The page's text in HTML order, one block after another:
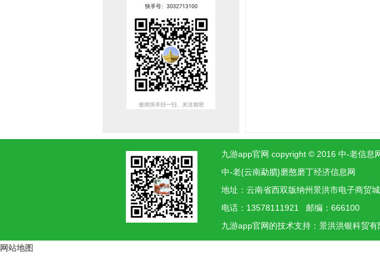
九游app官网 copyright © 2016 中-老信息
中-老{云南勐腊}磨憨磨丁经济信息网
地址：云南省西双版纳州景洪市电子商
电话：13578111921 邮编：666100
九游app官网的技术支持：景洪洪银科贸
网站地图